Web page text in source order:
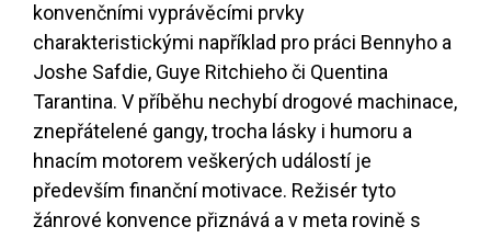
konvenčními vyprávěcími prvky
charakteristickými například pro práci Bennyho a
Joshe Safdie, Guye Ritchieho či Quentina
Tarantina. V příběhu nechybí drogové machinace,
znepřátelené gangy, trocha lásky i humoru a
hnacím motorem veškerých událostí je
především finanční motivace. Režisér tyto
žánrové konvence přiznává a v meta rovině s